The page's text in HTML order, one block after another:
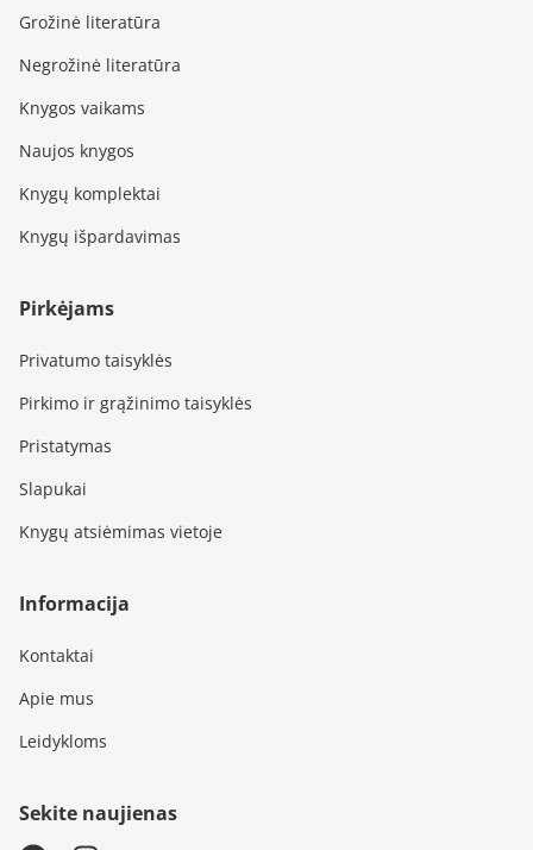
Grožinė literatūra
Negrožinė literatūra
Knygos vaikams
Naujos knygos
Knygų komplektai
Knygų išpardavimas
Pirkėjams
Privatumo taisyklės
Pirkimo ir grąžinimo taisyklės
Pristatymas
Slapukai
Knygų atsiėmimas vietoje
Informacija
Kontaktai
Apie mus
Leidykloms
Sekite naujienas